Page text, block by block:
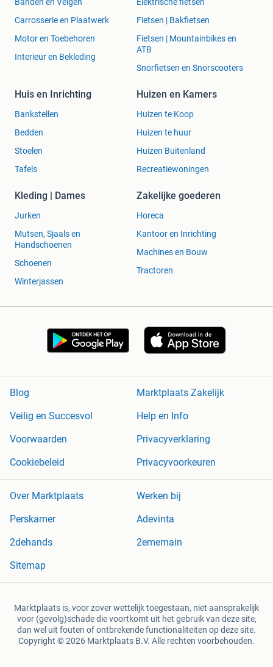
Carrosserie en Plaatwerk
Motor en Toebehoren
Interieur en Bekleding
Fietsen | Bakfietsen
Fietsen | Mountainbikes en
ATB
Snorfietsen en Snorscooters
Huis en Inrichting
Bankstellen
Bedden
Stoelen
Tafels
Huizen en Kamers
Huizen te Koop
Huizen te huur
Huizen Buitenland
Recreatiewoningen
Kleding | Dames
Jurken
Mutsen, Sjaals en
Handschoenen
Schoenen
Winterjassen
Zakelijke goederen
Horeca
Kantoor en Inrichting
Machines en Bouw
Tractoren
Blog
Marktplaats Zakelijk
Veilig en Succesvol
Help en Info
Voorwaarden
Privacyverklaring
Cookiebeleid
Privacyvoorkeuren
Over Marktplaats
Werken bij
Perskamer
Adevinta
2dehands
2ememain
Sitemap
Marktplaats is, voor zover wettelijk toegestaan, niet aansprakelijk
voor (gevolg)schade die voortkomt uit het gebruik van deze site,
dan wel uit fouten of ontbrekende functionaliteiten op deze site.
Copyright © 2026 Marktplaats B.V. Alle rechten voorbehouden.